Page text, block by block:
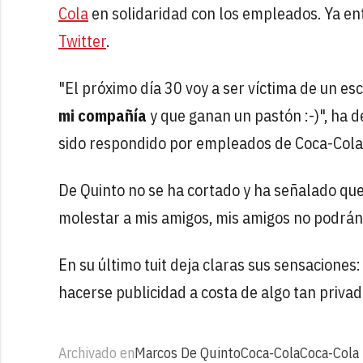
Colaen solidaridad con los empleados. Ya
Twitter.
"El próximo día 30 voy a ser víctima de un
mi compañíay que ganan un pastón :-)", ha
sido respondido por empleados de Coca-
De Quinto no se ha cortado y ha señalado
molestar a mis amigos, mis amigos no
En su último tuit deja claras sus
hacerse publicidad a costa de algo tan
Archivado enMarcos De QuintoCoca-ColaCoca-